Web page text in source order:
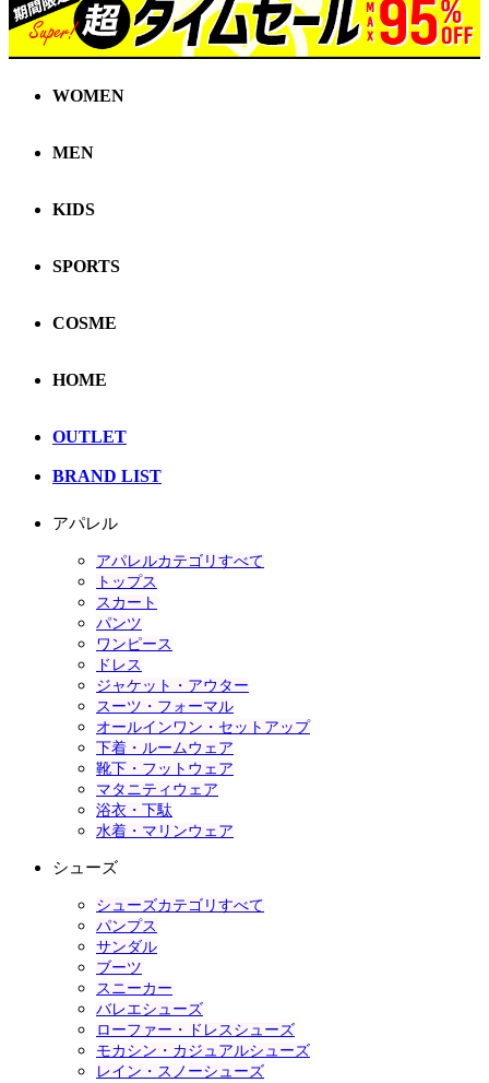
WOMEN
MEN
KIDS
SPORTS
COSME
HOME
OUTLET
BRAND LIST
アパレル
アパレルカテゴリすべて
トップス
スカート
パンツ
ワンピース
ドレス
ジャケット・アウター
スーツ・フォーマル
オールインワン・セットアップ
下着・ルームウェア
靴下・フットウェア
マタニティウェア
浴衣・下駄
水着・マリンウェア
シューズ
シューズカテゴリすべて
パンプス
サンダル
ブーツ
スニーカー
バレエシューズ
ローファー・ドレスシューズ
モカシン・カジュアルシューズ
レイン・スノーシューズ